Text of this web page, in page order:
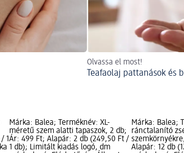
Olvassa el most!
Teafaolaj pattanások és
1
Márka: Balea; Terméknév: XL-
méretű szem alatti tapaszok, 2 db;
Ár: 499 Ft; Alapár: 2 db (249,50 Ft /
1 db); Limitált kiadás logó, dm
Márka: Balea;
ránctalanító
Alapár: 12 db